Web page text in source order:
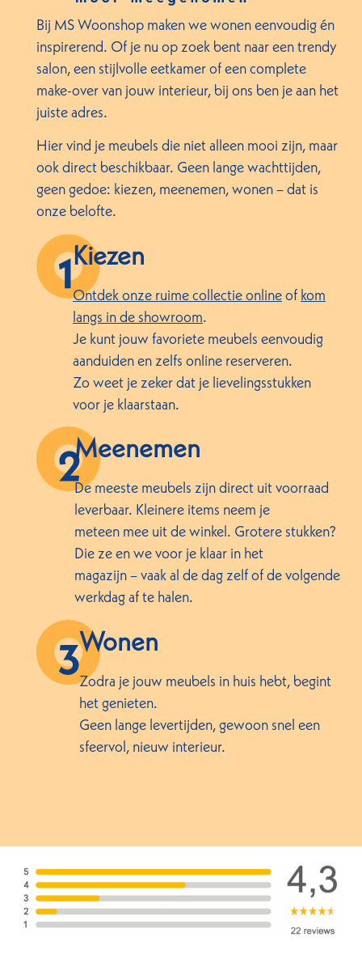
Bij MS Woonshop maken we wonen eenvoudig én
inspirerend. Of je nu op zoek bent naar een trendy
salon, een stijlvolle eetkamer of een complete
make-over van jouw interieur, bij ons ben je aan het
juiste adres.
Hier vind je meubels die niet alleen mooi zijn, maar
ook direct beschikbaar. Geen lange wachttijden,
geen gedoe: kiezen, meenemen, wonen – dat is
onze belofte.
Kiezen
Ontdek onze ruime collectie onlineof kom
langs in de showroom.
Je kunt jouw favoriete meubels eenvoudig
aanduiden en zelfs online reserveren.
Zo weet je zeker dat je lievelingsstukken
voor je klaarstaan.
Meenemen
De meeste meubels zijn direct uit voorraad
leverbaar. Kleinere items neem je
meteen mee uit de winkel. Grotere stukken?
Die ze en we voor je klaar in het
magazijn – vaak al de dag zelf of de volgende
werkdag af te halen.
Wonen
Zodra je jouw meubels in huis hebt, begint
het genieten.
Geen lange levertijden, gewoon snel een
sfeervol, nieuw interieur.